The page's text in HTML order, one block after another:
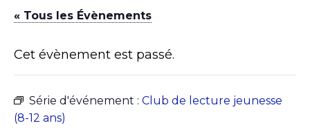
commune
« Tous les Évènements
Cet évènement est passé.
Série d'événement : Club de lecture jeunesse
(8-12 ans)